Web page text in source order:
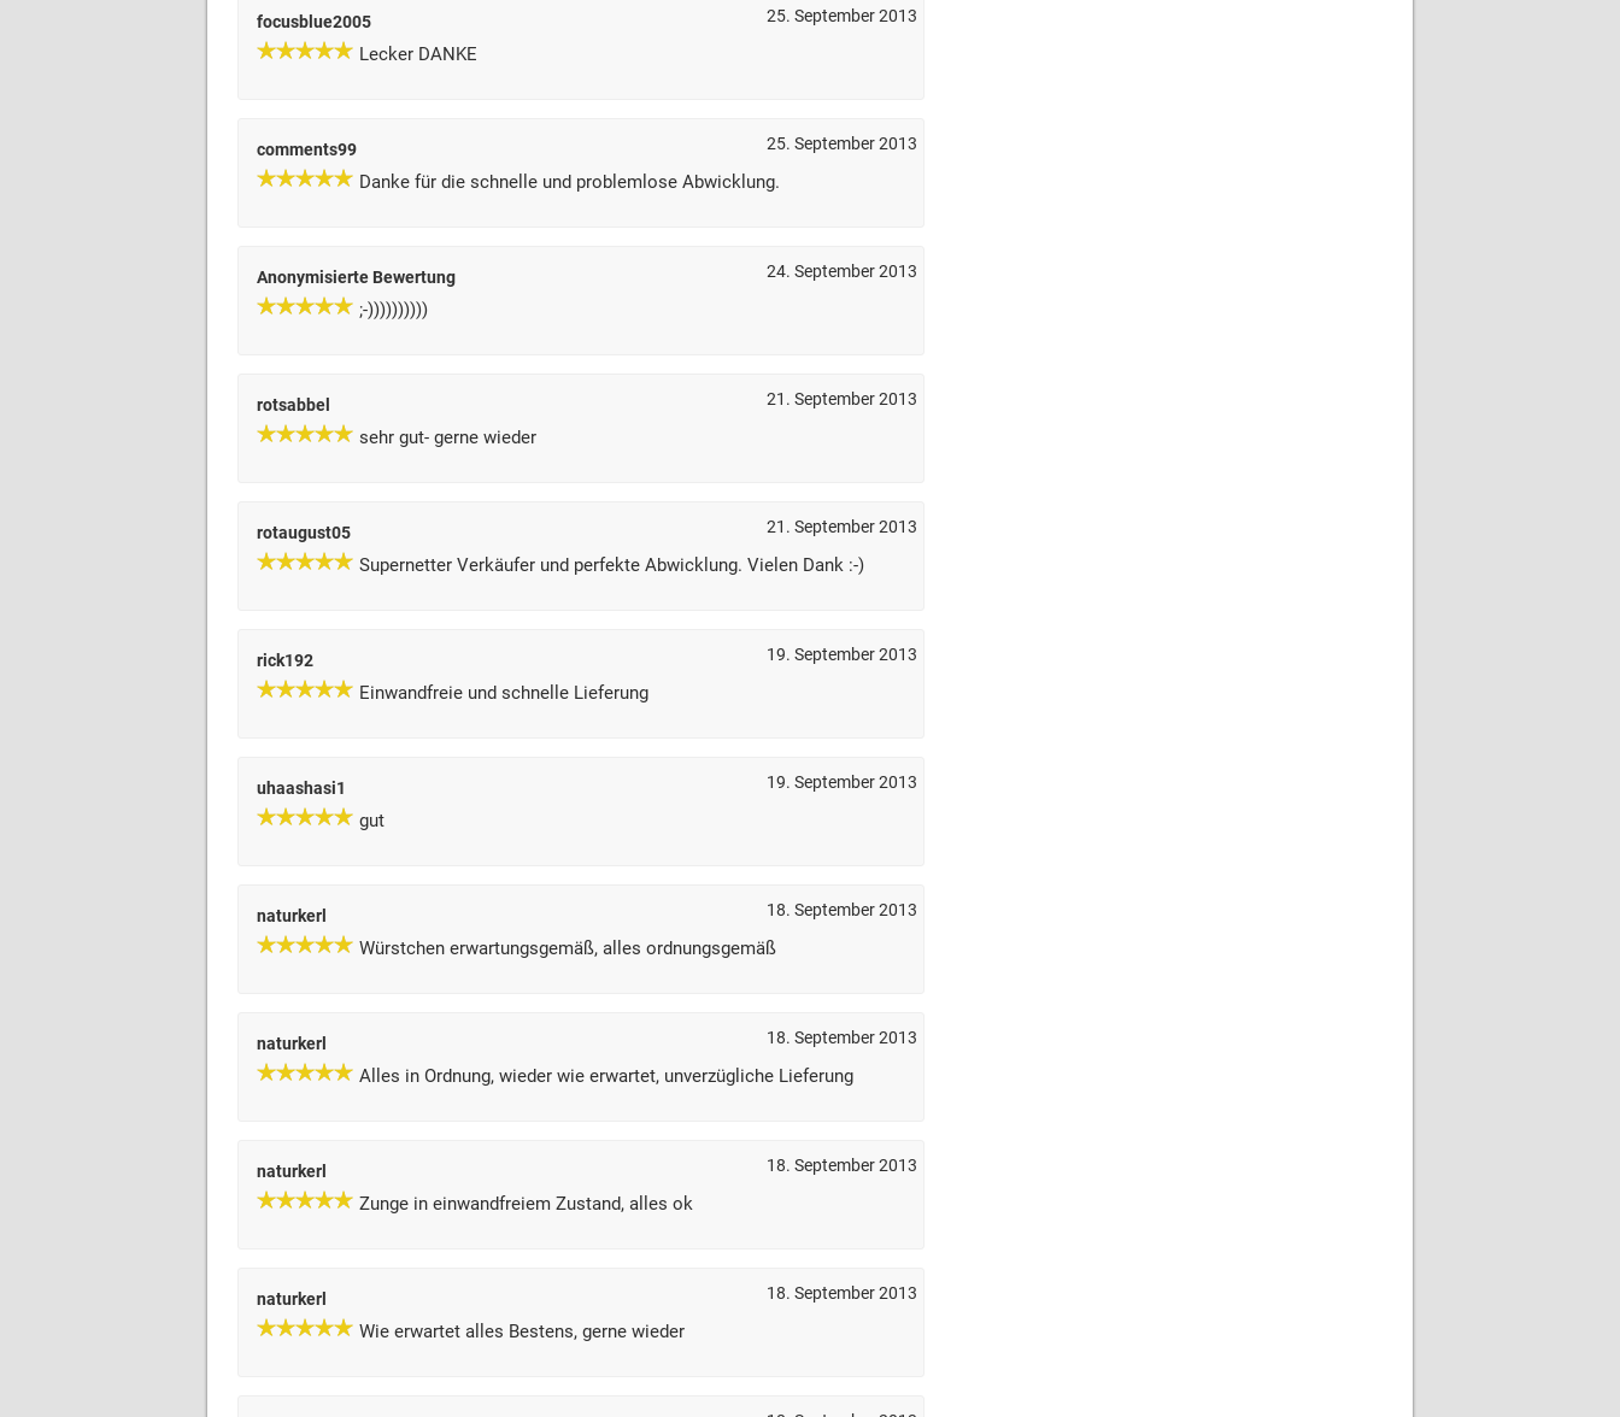
focusblue2005 25. September 2013
Lecker DANKE
comments99 25. September 2013
Danke für die schnelle und problemlose Abwicklung.
Anonymisierte Bewertung 24. September 2013
;-))))))))))
rotsabbel 21. September 2013
sehr gut- gerne wieder
rotaugust05 21. September 2013
Supernetter Verkäufer und perfekte Abwicklung. Vielen Dank :-)
rick192 19. September 2013
Einwandfreie und schnelle Lieferung
uhaashasi1 19. September 2013
gut
naturkerl 18. September 2013
Würstchen erwartungsgemäß, alles ordnungsgemäß
naturkerl 18. September 2013
Alles in Ordnung, wieder wie erwartet, unverzügliche Lieferung
naturkerl 18. September 2013
Zunge in einwandfreiem Zustand, alles ok
naturkerl 18. September 2013
Wie erwartet alles Bestens, gerne wieder